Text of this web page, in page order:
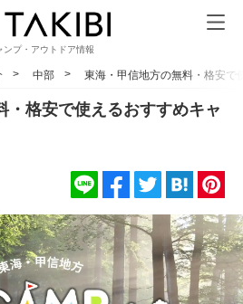
ンプ・アウトドア情報
中部 東海・甲信地方の無料・格安で
・格安で使えるおすすめキャ